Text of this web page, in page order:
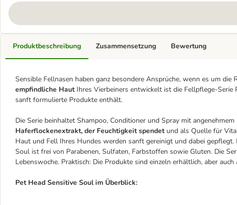
Produktbeschreibung
Sensible Fellnasen haben ganz besondere Ansprüche, wenn es um
empfindliche HautIhres Vierbeiners entwickelt ist die Fellpflege-Serie
sanft formulierte Produkte enthält.
Die Serie beinhaltet Shampoo, Conditioner und Spray mit
Haferflockenextrakt, der Feuchtigkeit spendetund als Quelle für
Haut und Fell Ihres Hundes werden sanft gereinigt und dabei
Soul ist frei von Parabenen, Sulfaten, Farbstoffen sowie Gluten. Die
Lebenswoche. Praktisch: Die Produkte sind einzeln erhältlich, aber
Pet Head Sensitive Soul im Überblick:
Zusammensetzung Bewertung